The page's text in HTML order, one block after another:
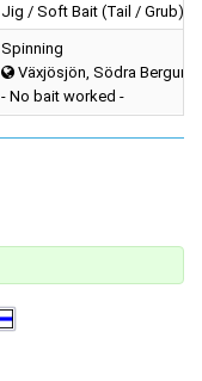
Jig / Soft Bait (Tail / Grub)
Spinning
Växjösjön, Södra
- No bait worked -